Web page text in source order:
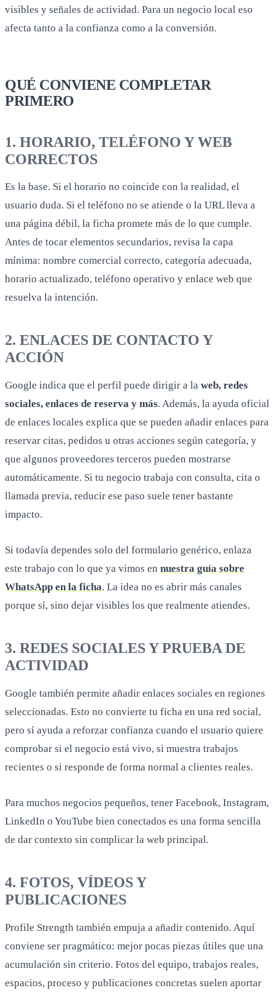
visibles y señales de actividad. Para un negocio local eso
afecta tanto a la confianza como a la conversión.
QUÉ CONVIENE COMPLETAR
PRIMERO
1. HORARIO, TELÉFONO Y WEB
CORRECTOS
Es la base. Si el horario no coincide con la realidad, el
usuario duda. Si el teléfono no se atiende o la URL lleva a
una página débil, la ficha promete más de lo que cumple.
Antes de tocar elementos secundarios, revisa la capa
mínima: nombre comercial correcto, categoría adecuada,
horario actualizado, teléfono operativo y enlace web que
resuelva la intención.
2. ENLACES DE CONTACTO Y
ACCIÓN
Google indica que el perfil puede dirigir a la web, redes
sociales, enlaces de reserva y más. Además, la ayuda oficial
de enlaces locales explica que se pueden añadir enlaces para
reservar citas, pedidos u otras acciones según categoría, y
que algunos proveedores terceros pueden mostrarse
automáticamente. Si tu negocio trabaja con consulta, cita o
llamada previa, reducir ese paso suele tener bastante
impacto.
Si todavía dependes solo del formulario genérico, enlaza
este trabajo con lo que ya vimos en nuestra guía sobre
WhatsApp en la ficha. La idea no es abrir más canales
porque sí, sino dejar visibles los que realmente atiendes.
3. REDES SOCIALES Y PRUEBA DE
ACTIVIDAD
Google también permite añadir enlaces sociales en regiones
seleccionadas. Esto no convierte tu ficha en una red social,
pero sí ayuda a reforzar confianza cuando el usuario quiere
comprobar si el negocio está vivo, si muestra trabajos
recientes o si responde de forma normal a clientes reales.
Para muchos negocios pequeños, tener Facebook, Instagram,
LinkedIn o YouTube bien conectados es una forma sencilla
de dar contexto sin complicar la web principal.
4. FOTOS, VÍDEOS Y
PUBLICACIONES
Profile Strength también empuja a añadir contenido. Aquí
conviene ser pragmático: mejor pocas piezas útiles que una
acumulación sin criterio. Fotos del equipo, trabajos reales,
espacios, proceso y publicaciones concretas suelen aportar